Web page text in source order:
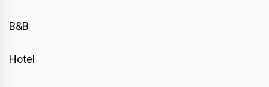
B&B
Hotel